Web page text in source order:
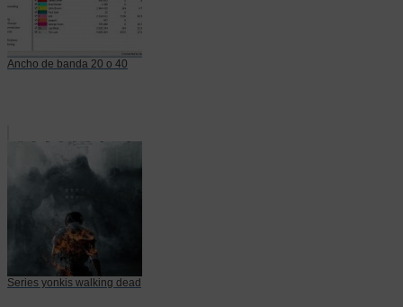
Ancho de banda 20 o 40
Series yonkis walking dead